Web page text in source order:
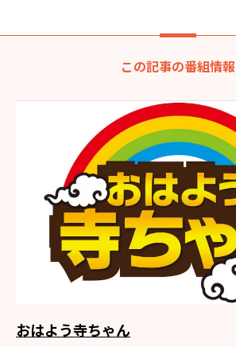
この記事の番組情報
おはよう寺ちゃん